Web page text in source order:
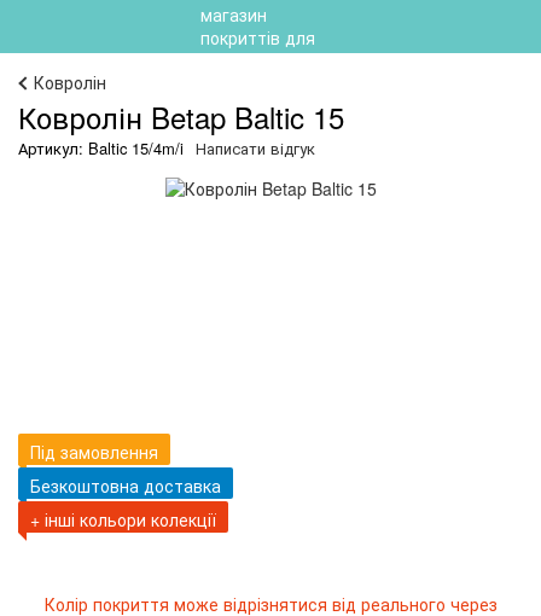
Ковролін
Ковролін Betap Baltic 15
Артикул: Baltic 15/4m/i Написати відгук
Під замовлення
Безкоштовна доставка
+ інші кольори колекції
Колір покриття може відрізнятися від реального через